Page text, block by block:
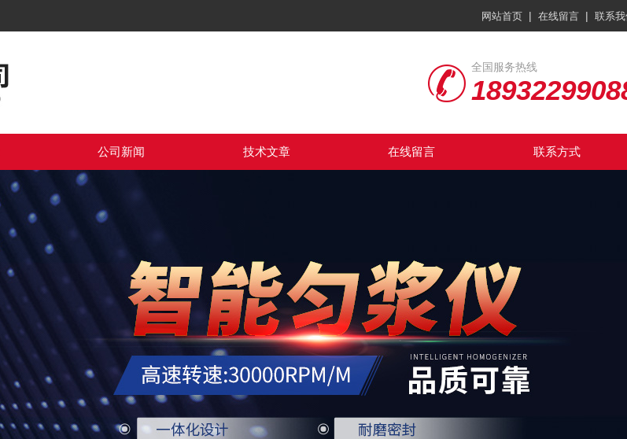
网站首页 | 在线留言 | 联系
全国服务热线
公司新闻 技术文章 在线留言 联系方式